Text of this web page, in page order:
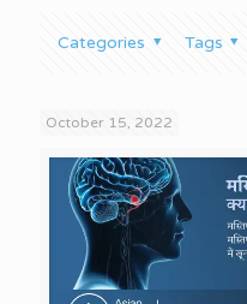
Categories Tags
October 15, 2022